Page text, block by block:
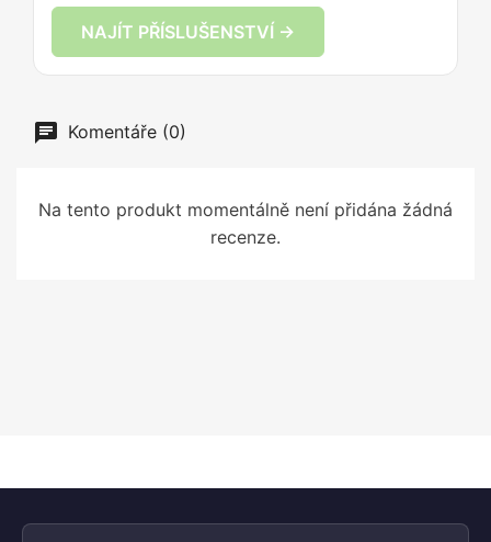
NAJÍT PŘÍSLUŠENSTVÍ →
Komentáře (0)
Na tento produkt momentálně není přidána žádná
recenze.